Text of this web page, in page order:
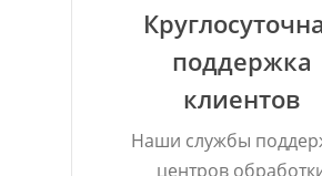
поддержка
клиентов
Наши службы
центров